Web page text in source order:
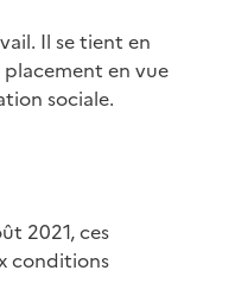
Il se tient en
placement en vue
sociale.
2021, ces
conditions